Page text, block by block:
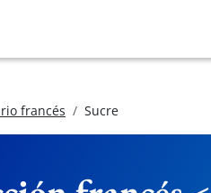
francés Sucre